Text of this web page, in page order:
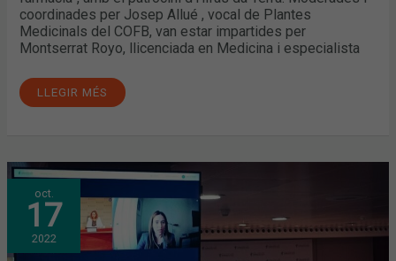
coordinades per Josep Allué , vocal de Plantes
Medicinals del COFB, van estar impartides per
Montserrat Royo, llicenciada en Medicina i especialista
LLEGIR MÉS
oct.
17
2022
QUÈ
HEM
DE
SABER
DELS
POSTBIÒTICS?
PRIMERA